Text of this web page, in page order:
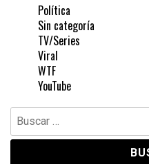
Política
Sin categoría
TV/Series
Viral
WTF
YouTube
Buscar: